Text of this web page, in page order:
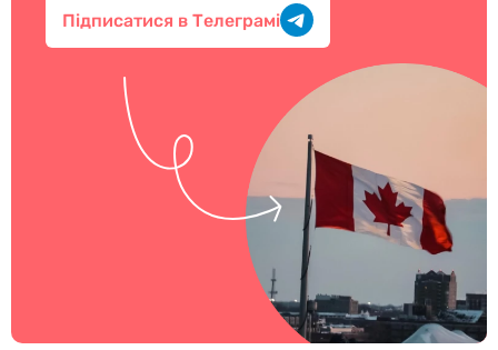
Підписатися в Телеграмі